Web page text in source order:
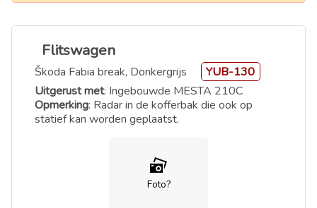
Flitswagen
Škoda Fabia break, Donkergrijs
YUB-130
Uitgerust met: Ingebouwde MESTA 210C
Opmerking: Radar in de kofferbak die ook op
statief kan worden geplaatst.
Foto?